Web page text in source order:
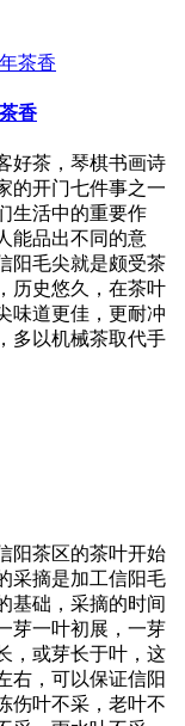
香
好茶，琴棋书画诗
的开门七件事之一
生活中的重要作
能品出不同的意
阳毛尖就是颇受茶
历史悠久，在茶叶
味道更佳，更耐冲
多以机械茶取代手
阳茶区的茶叶开始
采摘是加工信阳毛
基础，采摘的时间
芽一叶初展，一芽
，或芽长于叶，这
右，可以保证信阳
伤叶不采，老叶不